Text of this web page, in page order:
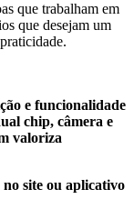
que trabalham em
que desejam um
e funcionalidade
chip, câmera e
valoriza
site ou aplicativo